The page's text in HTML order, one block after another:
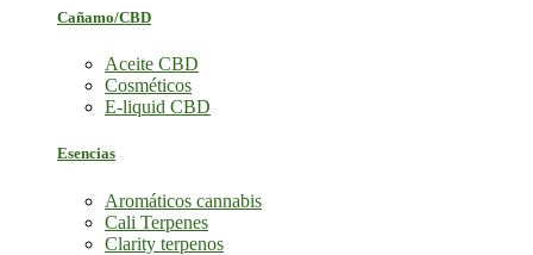
Cañamo/CBD
Aceite CBD
Cosméticos
E-liquid CBD
Esencias
Aromáticos cannabis
Cali Terpenes
Clarity terpenos